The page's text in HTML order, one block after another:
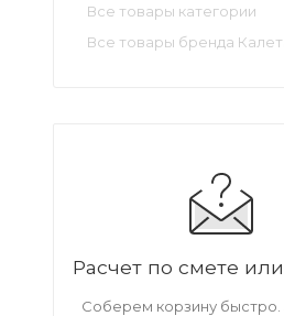
Все товары категории
Все товары бренда
Расчет по смете
Соберем корзину быстро.